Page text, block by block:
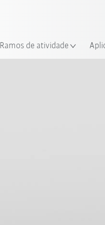
Ramos de atividade